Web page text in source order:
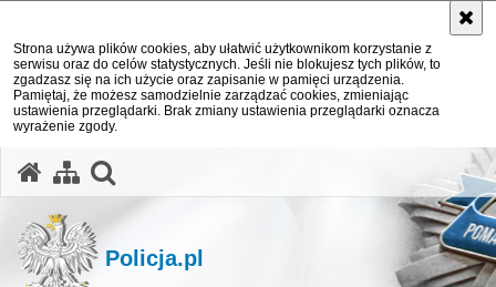
Strona używa plików cookies, aby ułatwić użytkownikom korzystanie z
serwisu oraz do celów statystycznych. Jeśli nie blokujesz tych plików, to
zgadzasz się na ich użycie oraz zapisanie w pamięci urządzenia.
Pamiętaj, że możesz samodzielnie zarządzać cookies, zmieniając
ustawienia przeglądarki. Brak zmiany ustawienia przeglądarki oznacza
wyrażenie zgody.
Policja.pl